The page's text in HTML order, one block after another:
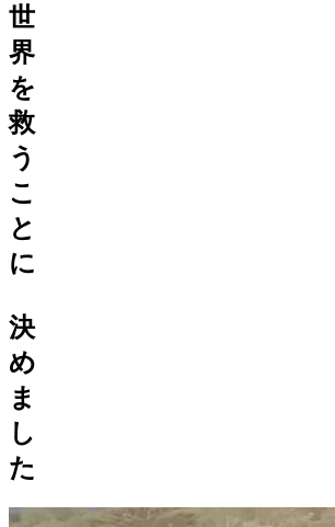
世
界
を
救
う
こ
と
に
決
め
ま
し
た